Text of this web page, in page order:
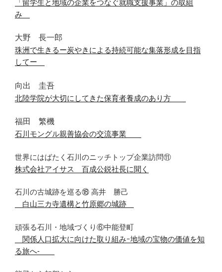
「留学生と地域の企業をつなぐ就職支援事業」の取組
み
大野 長一郎
珠洲で生きるー炭やきによる持続可能な集落形成を目指
してー
向出 圭吾
北陸学院が大切にしてきた保育者養成のあり方
福田 繁機
石川モングル親善協会の交流事業
世界にはばたく石川のニッチトップ企業訪問⑪
株式会社アイサス 百成公鋭社長に聞く
石川の古城跡を巡る⑱ 高井 勝己
白山三カ寺遺構と竹原郷の城跡
頑張る石川・地域づくり⑥中能登町
関係人口拡大に向けた取り組みｰ地域の宝物の価値を知
る旅へ-